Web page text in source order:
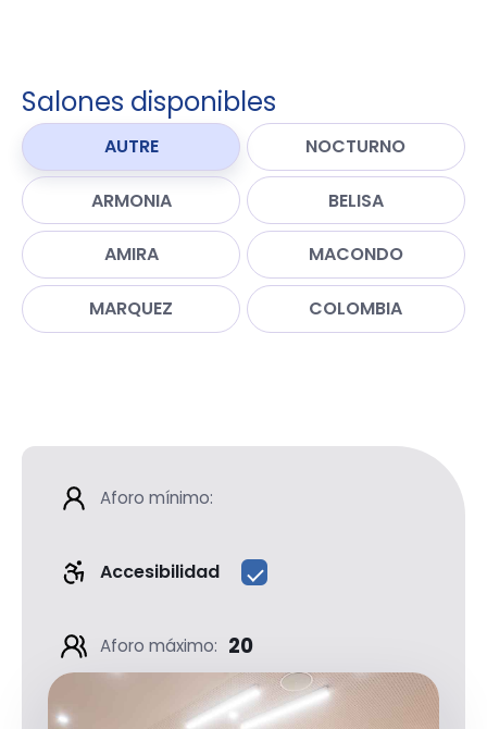
Salones disponibles
AUTRE NOCTURNO
ARMONIA BELISA
AMIRA MACONDO
MARQUEZ COLOMBIA
Aforo mínimo:
Accesibilidad
Aforo máximo: 20